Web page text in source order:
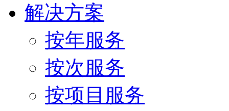
解决方案
按年服务
按次服务
按项目服务